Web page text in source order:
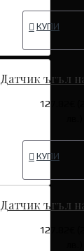
КУПИ
Датчик ъгъл
127.82€
КУПИ
Датчик ъгъл
127.82€